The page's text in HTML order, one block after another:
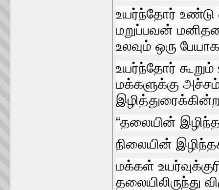
உயர்ந்தோர்‌
மறுப்பவன்‌
உலவும்‌ ஒரு
உயர்ந்தோர்‌
மக்களுக்கு
“தலையின்‌
நிலையின்‌
மக்கள்‌
தலையிலிருந்து